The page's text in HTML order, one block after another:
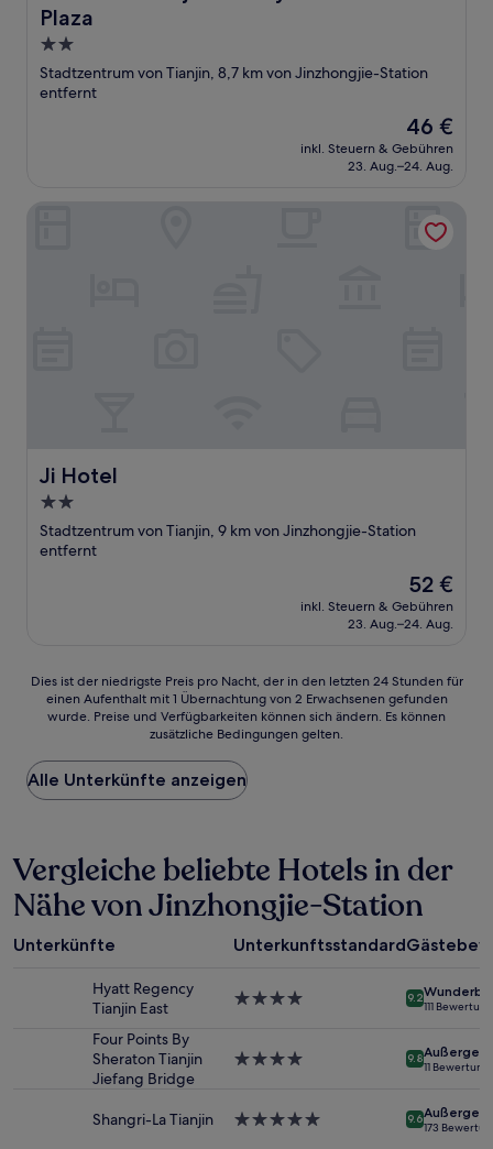
Plaza
2.0-
Sterne-
Unterkunft
Stadtzentrum von Tianjin, 8,7 km von Jinzhongjie-Station
entfernt
Der
Preis
beträgt
46 €
inkl. Steuern & Gebühren
23. Aug.–24. Aug.
Ji Hotel
Ji Hotel
2.0-
Sterne-
Unterkunft
Stadtzentrum von Tianjin, 9 km von Jinzhongjie-Station
entfernt
Der
Preis
beträgt
52 €
inkl. Steuern & Gebühren
23. Aug.–24. Aug.
Dies
der
Preis
pro
Nacht,
den
letzten
24 Stunden
für
einen
1 Übernachtung
2 Erwachsenen
gefunden
Dies ist der niedrigste Preis pro Nacht, der in den letzten 24 Stunden für
einen Aufenthalt mit 1 Übernachtung von 2 Erwachsenen gefunden
wurde. Preise und Verfügbarkeiten können sich ändern. Es können
zusätzliche Bedingungen gelten.
Alle Unterkünfte anzeigen
Vergleiche beliebte Hotels in der
Nähe von Jinzhongjie-Station
Unterkünfte Unterkunftsstandard
Hyatt Regency
Tianjin East
4.0-
9.2
111
Four Points By
Sheraton Tianjin
Jiefang Bridge
4.0-
9.8
11
Shangri-La Tianjin
5.0-
9.6
173